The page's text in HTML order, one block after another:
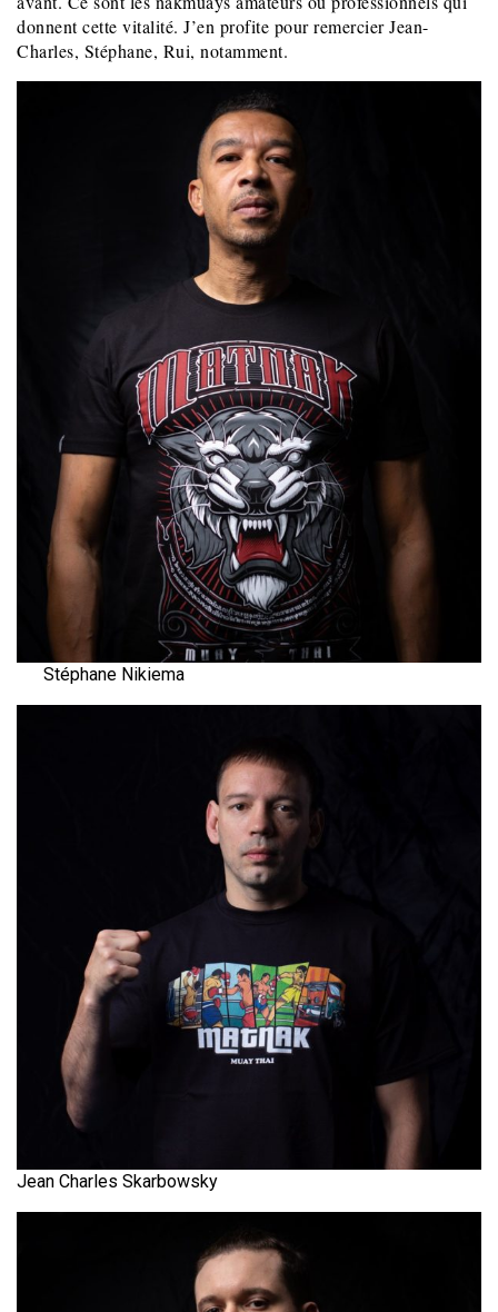
donnent cette vitalité. J’en profite pour remercier Jean-
Charles, Stéphane, Rui, notamment.
Stéphane Nikiema
Jean Charles Skarbowsky